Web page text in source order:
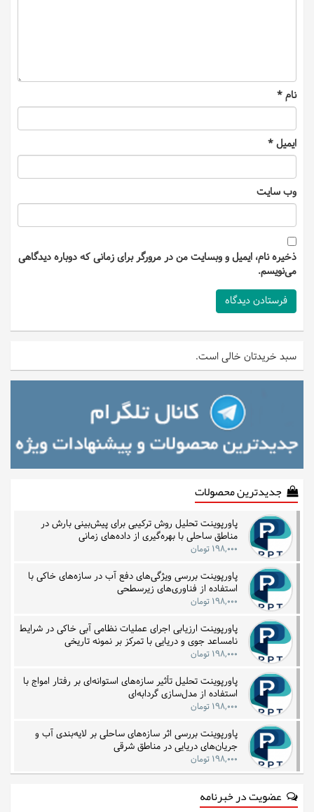
نام*
ایمیل*
وب‌ سایت
ذخیره نام، ایمیل و وبسایت من در مرورگر برای زمانی که دوباره دیدگاهی
می‌نویسم.
سبد خریدتان خالی است.
جدیدترین محصولات
پاورپوینت تحلیل روش ترکیبی برای پیش‌بینی بارش در
مناطق ساحلی با بهره‌گیری از داده‌های زمانی
۱۹۸,۰۰۰ تومان
پاورپوینت بررسی ویژگی‌های دفع آب در سازه‌های خاکی با
استفاده از فناوری‌های زیرسطحی
۱۹۸,۰۰۰ تومان
پاورپوینت ارزیابی اجرای عملیات نظامی آبی خاکی در شرایط
نامساعد جوی و دریایی با تمرکز بر نمونه تاریخی
۱۹۸,۰۰۰ تومان
پاورپوینت تحلیل تأثیر سازه‌های استوانه‌ای بر رفتار امواج با
استفاده از مدل‌سازی گردابه‌ای
۱۹۸,۰۰۰ تومان
پاورپوینت بررسی اثر سازه‌های ساحلی بر لایه‌بندی آب و
جریان‌های دریایی در مناطق شرقی
۱۹۸,۰۰۰ تومان
عضویت در خبرنامه